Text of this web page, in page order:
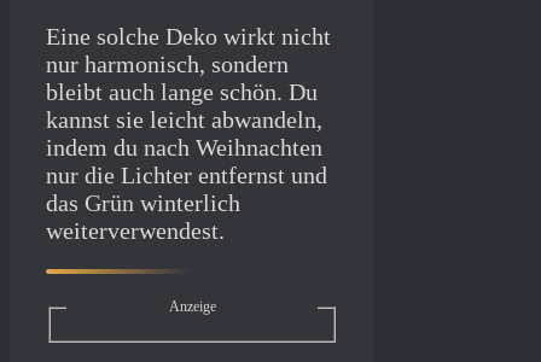
Eine solche Deko wirkt nicht
nur harmonisch, sondern
bleibt auch lange schön. Du
kannst sie leicht abwandeln,
indem du nach Weihnachten
nur die Lichter entfernst und
das Grün winterlich
weiterverwendest.
Anzeige